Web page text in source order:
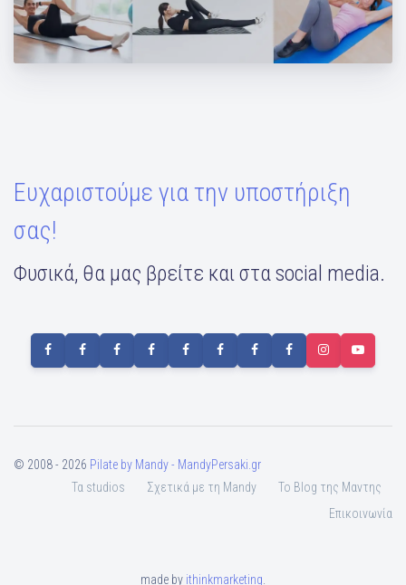
5 ασκήσεις για να αποκτήσεις τους
τέλειους πλάγιους κοιλιακούς
Ευχαριστούμε για την υποστήριξη
σας!
Φυσικά, θα μας βρείτε και στα social media.
© 2008 - 2026 Pilate by Mandy - MandyPersaki.gr
Τα studios
Σχετικά με τη Mandy
To Blog της Μαντης
Επικοινωνία
made by ithinkmarketing